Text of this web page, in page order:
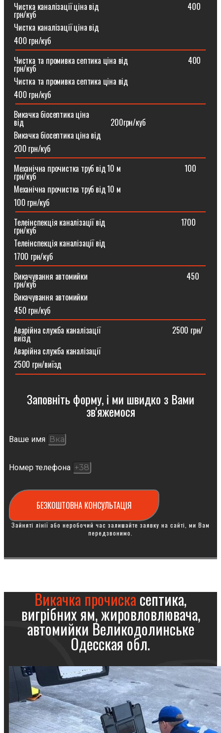
Чистка каналізації ціна від ⠀⠀⠀⠀⠀⠀⠀⠀⠀⠀⠀⠀⠀⠀⠀400
грн/куб
Чистка каналізації ціна від
400 грн/куб
Чистка та промивка септика ціна від ⠀⠀⠀⠀⠀⠀⠀⠀⠀⠀400
грн/куб
Чистка та промивка септика ціна від
400 грн/куб
Викачка біосептика ціна
від⠀⠀⠀⠀⠀⠀⠀⠀⠀⠀⠀⠀⠀⠀⠀200грн/куб
Викачка біосептика ціна від
200 грн/куб
Механічна прочистка труб від 10 м⠀⠀⠀⠀⠀⠀⠀⠀⠀⠀⠀100
грн/куб
Механічна прочистка труб від 10 м
100 грн/куб
Телеінспекція каналізації від⠀⠀⠀⠀⠀⠀⠀⠀⠀⠀⠀⠀⠀1700
грн/куб
Телеінспекція каналізації від
1700 грн/куб
Викачування автомийки⠀⠀⠀⠀⠀⠀⠀⠀⠀⠀⠀⠀⠀⠀⠀⠀⠀450
грн/куб
Викачування автомийки
450 грн/куб
Аварійна служба каналізації ⠀⠀⠀⠀⠀⠀⠀⠀⠀⠀⠀⠀2500 грн/
виїзд
Аварійна служба каналізації
2500 грн/виїзд
Заповніть форму, і ми швидко з Вами
зв'яжемося
Ваше имя
Номер телефона
БЕЗКОШТОВНА КОНСУЛЬТАЦІЯ
Зайняті лінії або неробочий час залишайте заявку на сайті, ми Вам
передзвонимо.
Викачка прочискасептика,
вигрібних ям, жировловлювача,
автомийки Великодолинське
Одесская обл.